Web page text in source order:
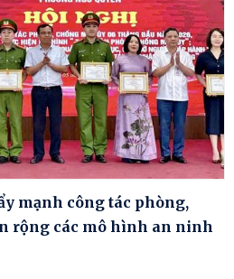
mạnh công tác phòng,
rộng các mô hình an ninh